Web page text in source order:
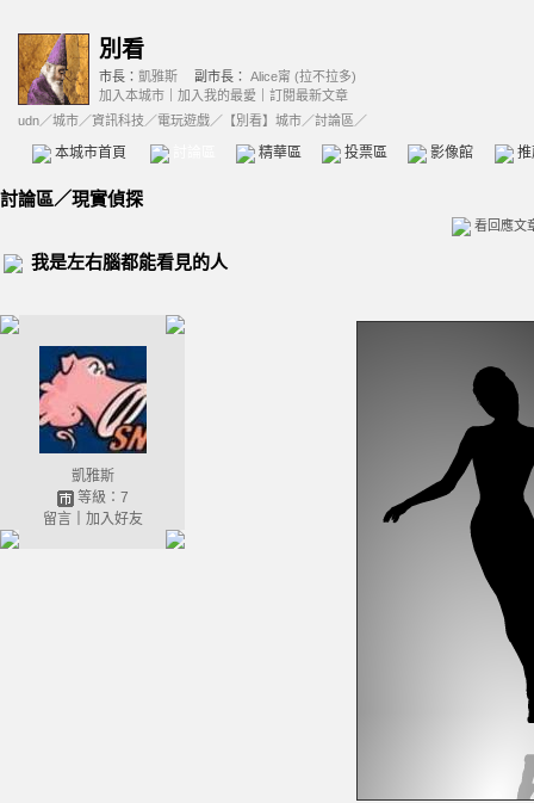
別看
市長： 凱雅斯 副市長： Alice甯 (拉不拉多)
加入本城市
加入我的最愛
訂閱最新文章
udn／城市／資訊科技 ／電玩遊戲／ 【別看】城市／討論區／
本城市首頁 精華區 投票區 影像館
討論區／現實偵探
看回應文
我是左右腦都能看見的人
凱雅斯
等級：7
留言｜ 加入好友